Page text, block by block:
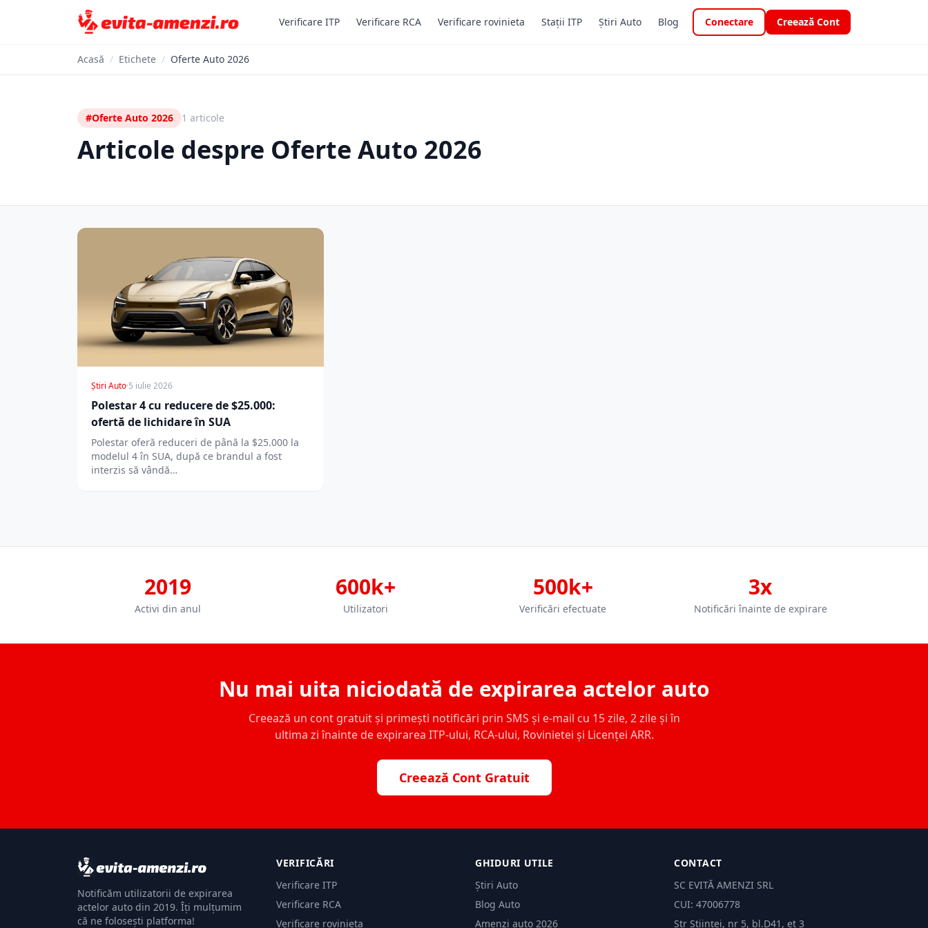
Verificare ITP Verificare RCA Verificare rovinieta Stații ITP Știri Auto Blog Conectare Creează Cont
Acasă / Etichete / Oferte Auto 2026
#Oferte Auto 2026 1 articole
Articole despre Oferte Auto 2026
Știri Auto·5 iulie 2026
Polestar 4 cu reducere de $25.000:
ofertă de lichidare în SUA
Polestar oferă reduceri de până la $25.000 la
modelul 4 în SUA, după ce brandul a fost
interzis să vândă…
2019
Activi din anul
600k+
Utilizatori
500k+
Verificări efectuate
3x
Notificări înainte de expirare
Nu mai uita niciodată de expirarea actelor auto
Creează un cont gratuit și primești notificări prin SMS și e-mail cu 15 zile, 2 zile și în
ultima zi înainte de expirarea ITP-ului, RCA-ului, Rovinietei și Licenței ARR.
Creează Cont Gratuit
Notificăm utilizatorii de expirarea
actelor auto din 2019. Îți mulțumim
că ne folosești platforma!
VERIFICĂRI
Verificare ITP
Verificare RCA
Verificare rovinieta
GHIDURI UTILE
Știri Auto
Blog Auto
Amenzi auto 2026
CONTACT
SC EVITĂ AMENZI SRL
CUI: 47006778
Str Științei, nr 5, bl.D41, et 3